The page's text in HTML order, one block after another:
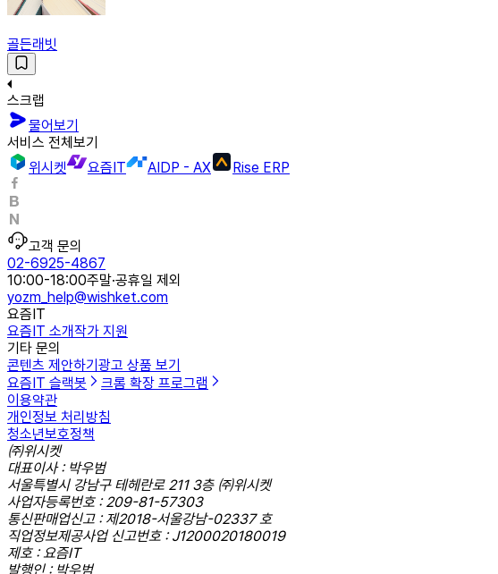
골든래빗
스크랩
물어보기
서비스 전체보기
위시켓
요즘IT AIDP - AX Rise ERP
고객 문의
02-6925-4867
10:00-18:00주말·공휴일 제외
yozm_help@wishket.com
요즘IT
요즘IT 소개작가 지원
기타 문의
콘텐츠 제안하기 광고 상품 보기
요즘IT 슬랙봇
크롬 확장 프로그램
이용약관
개인정보 처리방침
청소년보호정책
㈜위시켓
대표이사 : 박우범
서울특별시 강남구 테헤란로 211 3층 ㈜위시켓
사업자등록번호 : 209-81-57303
통신판매업신고 : 제2018-서울강남-02337 호
직업정보제공사업 신고번호 : J1200020180019
제호 : 요즘IT
발행인 : 박우범